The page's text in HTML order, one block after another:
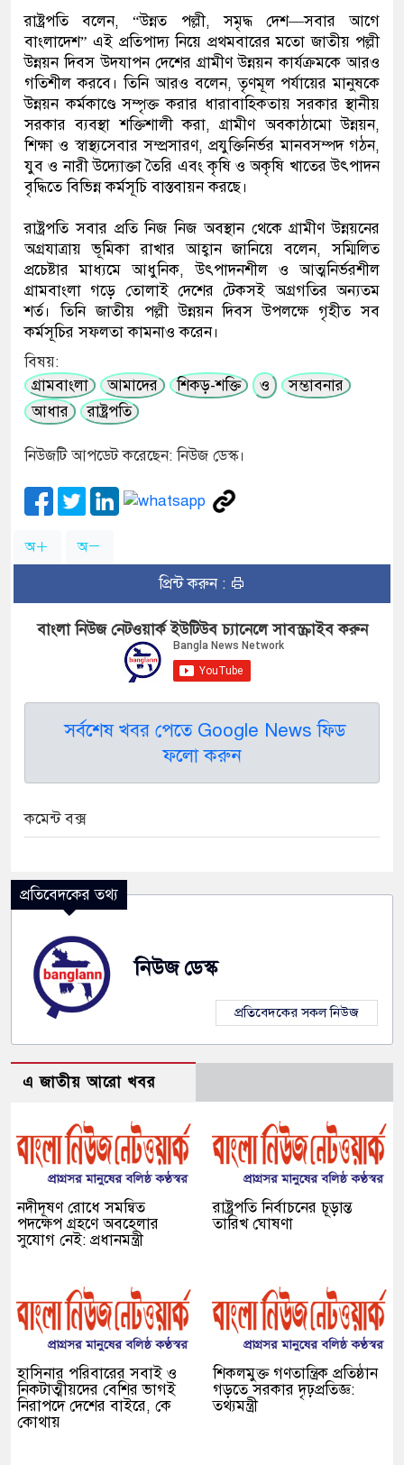
রাষ্ট্রপতি বলেন, “উন্নত পল্লী, সমৃদ্ধ দেশ—সবার আগে
বাংলাদেশ” এই প্রতিপাদ্য নিয়ে প্রথমবারের মতো জাতীয় পল্লী
উন্নয়ন দিবস উদযাপন দেশের গ্রামীণ উন্নয়ন কার্যক্রমকে আরও
গতিশীল করবে। তিনি আরও বলেন, তৃণমূল পর্যায়ের মানুষকে
উন্নয়ন কর্মকাণ্ডে সম্পৃক্ত করার ধারাবাহিকতায় সরকার স্থানীয়
সরকার ব্যবস্থা শক্তিশালী করা, গ্রামীণ অবকাঠামো উন্নয়ন,
শিক্ষা ও স্বাস্থ্যসেবার সম্প্রসারণ, প্রযুক্তিনির্ভর মানবসম্পদ গঠন,
যুব ও নারী উদ্যোক্তা তৈরি এবং কৃষি ও অকৃষি খাতের উৎপাদন
বৃদ্ধিতে বিভিন্ন কর্মসূচি বাস্তবায়ন করছে।
রাষ্ট্রপতি সবার প্রতি নিজ নিজ অবস্থান থেকে গ্রামীণ উন্নয়নের
অগ্রযাত্রায় ভূমিকা রাখার আহ্বান জানিয়ে বলেন, সম্মিলিত
প্রচেষ্টার মাধ্যমে আধুনিক, উৎপাদনশীল ও আত্মনির্ভরশীল
গ্রামবাংলা গড়ে তোলাই দেশের টেকসই অগ্রগতির অন্যতম
শর্ত। তিনি জাতীয় পল্লী উন্নয়ন দিবস উপলক্ষে গৃহীত সব
কর্মসূচির সফলতা কামনাও করেন।
বিষয়:
গ্রামবাংলা
আমাদের শিকড়-শক্তি ও
সম্ভাবনার
আধার
রাষ্ট্রপতি
নিউজটি আপডেট করেছেন: নিউজ ডেস্ক।
অ অ
প্রিন্ট করুন :
বাংলা নিউজ নেটওয়ার্ক ইউটিউব চ্যানেলে সাবস্ক্রাইব করুন
সর্বশেষ খবর পেতে Google News ফিড
ফলো করুন
কমেন্ট বক্স
প্রতিবেদকের তথ্য
নিউজ ডেস্ক
প্রতিবেদকের সকল নিউজ
এ জাতীয় আরো খবর
নদীদূষণ রোধে সমন্বিত
পদক্ষেপ গ্রহণে অবহেলার
সুযোগ নেই: প্রধানমন্ত্রী
রাষ্ট্রপতি নির্বাচনের চূড়ান্ত
তারিখ ঘোষণা
হাসিনার পরিবারের সবাই ও
নিকটাত্মীয়দের বেশির ভাগই
নিরাপদে দেশের বাইরে, কে
কোথায়
শিকলমুক্ত গণতান্ত্রিক প্রতিষ্ঠান
গড়তে সরকার দৃঢ়প্রতিজ্ঞ:
তথ্যমন্ত্রী